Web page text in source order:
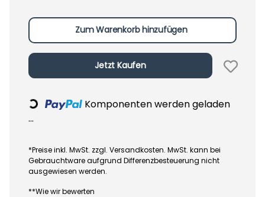
Zum Warenkorb hinzufügen
Jetzt Kaufen
Loading...
Komponenten werden geladen
...
*Preise inkl. MwSt. zzgl. Versandkosten. MwSt. kann bei
Gebrauchtware aufgrund Differenzbesteuerung nicht
ausgewiesen werden.
**Wie wir bewerten